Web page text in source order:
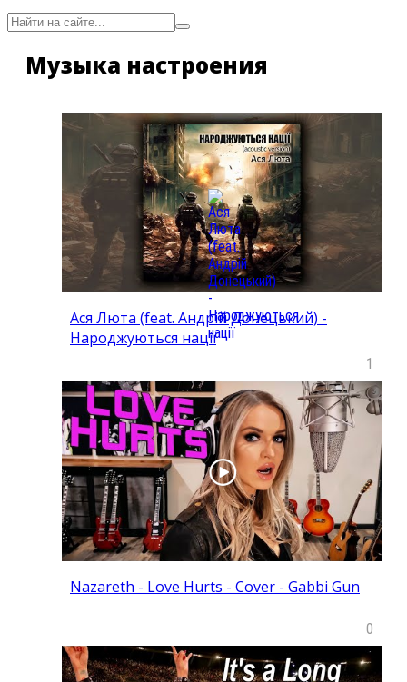
Музыка настроения
Ася Люта (feat. Андрій Донецький) -
Народжуються нації
1
Nazareth - Love Hurts - Cover - Gabbi Gun
0